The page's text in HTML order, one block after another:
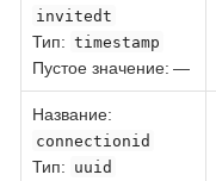
invitedt
Тип: timestamp
Пустое значение: —
Название:
connectionid
Тип: uuid